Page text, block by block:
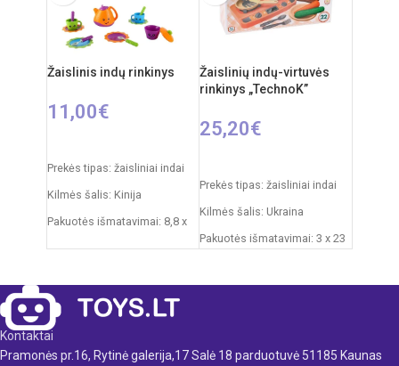
Medžiaga: Plastikas
Kilmės šalis: Kinija
Produkto medžiaga: plastikas
Rekomenduojamas amžius:
Elementai: 3 x AA
(nepridedamos)
Žaislinis indų rinkinys
11,00€
Prekės tipas: žaisliniai indai
Kilmės šalis: Kinija
Pakuotės išmatavimai: 8,8 x
Rekomenduojamas amžius:
nuo 3 metų
Žaislinių indų-virtuvės
rinkinys „TechnoK”
25,20€
Prekės tipas: žaisliniai indai
Kilmės šalis: Ukraina
Pakuotės išmatavimai: 3 x 23
Produkto medžiaga: plastikas
Kontaktai
Pramonės pr.16, Rytinė galerija,17 Salė 18 parduotuvė 51185 Kaunas